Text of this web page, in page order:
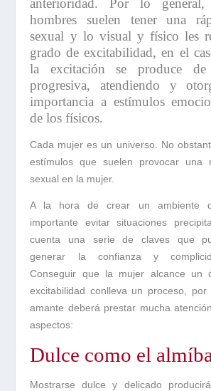
hombres suelen tener una
sexual y lo visual y físico les
grado de excitabilidad, en el
la excitación se produce de
progresiva, atendiendo y
importancia a estímulos
de los físicos.
Cada mujer es un universo. No
estímulos que suelen provocar una
sexual en la mujer.
A la hora de crear un ambiente
importante evitar situaciones
cuenta una serie de claves que
generar la confianza y
Conseguir que la mujer alcance un
excitabilidad conlleva un proceso,
amante deberá prestar mucha
aspectos:
Dulce como el
Mostrarse dulce y delicado